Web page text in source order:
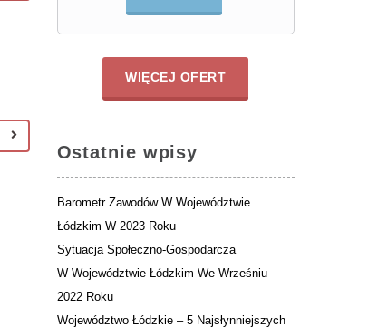
WIĘCEJ OFERT
Ostatnie wpisy
Barometr Zawodów W Województwie
Łódzkim W 2023 Roku
Sytuacja Społeczno-Gospodarcza
W Województwie Łódzkim We Wrześniu
2022 Roku
Województwo Łódzkie – 5 Najsłynniejszych